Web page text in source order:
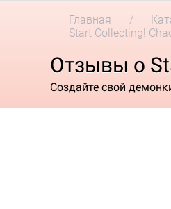
Главная
Start Collecting!
Отзывы о
Создайте свой